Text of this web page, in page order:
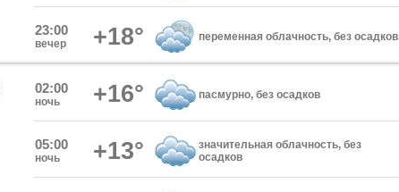
23:00
вечер +18° переменная облачность, без осадков
02:00
ночь +16° пасмурно, без осадков
05:00
ночь +13°
значительная облачность, без
осадков